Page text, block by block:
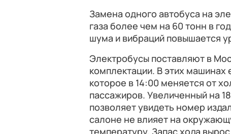
Замена одного автобуса на
газа более чем на 60 тонн в
шума и вибраций повышается
Электробусы поставляют в
комплектации. В этих машинах
которое в 14:00 меняется от
пассажиров. Увеличенный на
позволяет увидеть номер
салоне не влияет на
температуру. Запас хода